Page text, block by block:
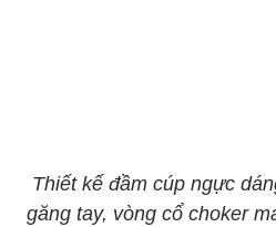
Thiết kế đầm cúp ngực
găng tay, vòng cổ choker